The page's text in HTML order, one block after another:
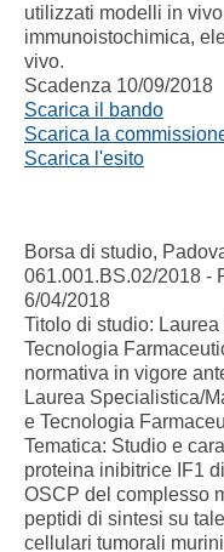
utilizzati modelli in
immunoistochimica,
vivo.
Scadenza 10/09/2018
Scarica il bando
Scarica la
Scarica l'esito
Borsa di studio,
061.001.BS.02/2018 -
6/04/2018
Titolo di studio:
Tecnologia
normativa in vigore
Laurea Specialistica/
e Tecnologia
Tematica: Studio e
proteina inibitrice IF1
OSCP del complesso
peptidi di sintesi su
cellulari tumorali